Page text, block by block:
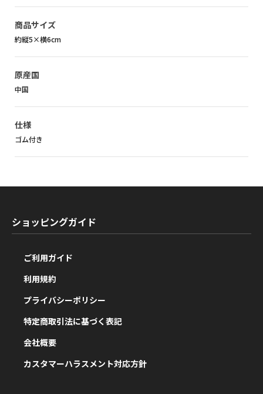
商品サイズ
約縦5×横6cm
原産国
中国
仕様
ゴム付き
ショッピングガイド
ご利用ガイド
利用規約
プライバシーポリシー
特定商取引法に基づく表記
会社概要
カスタマーハラスメント対応方針